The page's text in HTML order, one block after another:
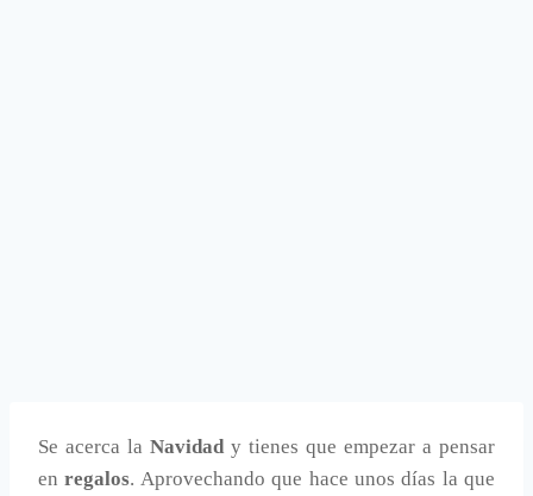
Se acerca la Navidady tienes que empezar a pensar
enregalos. Aprovechando que hace unos días la que